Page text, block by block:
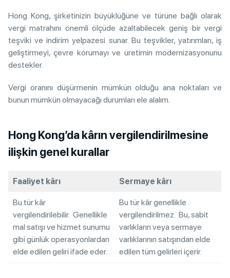
Hong Kong, şirketinizin büyüklüğüne ve türüne bağlı olarak
vergi matrahını önemli ölçüde azaltabilecek geniş bir vergi
teşviki ve indirim yelpazesi sunar. Bu teşvikler, yatırımları, iş
geliştirmeyi, çevre korumayı ve üretimin modernizasyonunu
destekler.
Vergi oranını düşürmenin mümkün olduğu ana noktaları ve
bunun mümkün olmayacağı durumları ele alalım.
Hong Kong’da kârın vergilendirilmesine
ilişkin genel kurallar
Faaliyet kârı Sermaye kârı
Bu tür kâr
vergilendirilebilir. Genellikle
mal satışı ve hizmet sunumu
gibi günlük operasyonlardan
elde edilen geliri ifade eder.
Bu tür kâr genellikle
vergilendirilmez. Bu, sabit
varlıkların veya sermaye
varlıklarının satışından elde
edilen tüm gelirleri içerir.